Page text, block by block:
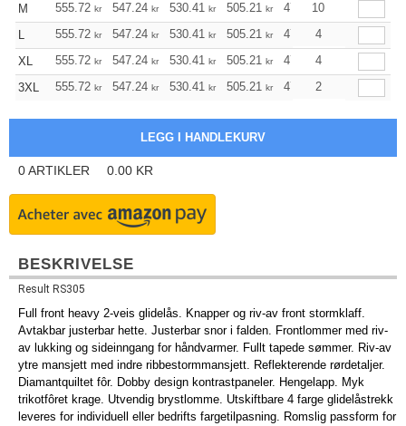
M
555.72 kr 547.24 kr 530.41 kr 505.21 kr 479.90 kr
10
L
555.72 kr 547.24 kr 530.41 kr 505.21 kr 479.904
XL
555.72 kr 547.24 kr 530.41 kr 505.21 kr 479.904
3XL
555.72 kr 547.24 kr 530.41 kr 505.21 kr 479.902
0ARTIKLER 0.00 KR
BESKRIVELSE
Result RS305
Full front heavy 2-veis glidelås. Knapper og riv-av front stormklaff.
Avtakbar justerbar hette. Justerbar snor i falden. Frontlommer med riv-
av lukking og sideinngang for håndvarmer. Fullt tapede sømmer. Riv-av
ytre mansjett med indre ribbestormmansjett. Reflekterende rørdetaljer.
Diamantquiltet fôr. Dobby design kontrastpaneler. Hengelapp. Myk
trikotfôret krage. Utvendig brystlomme. Utskiftbare 4 farge glidelåstrekk
leveres for individuell eller bedrifts fargetilpasning. Romslig passform for